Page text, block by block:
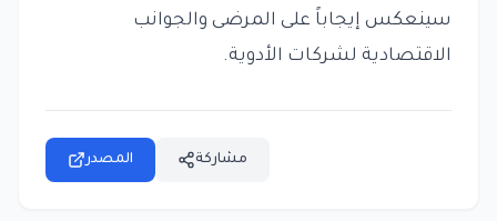
سينعكس إيجاباً على المرضى والجوانب
الاقتصادية لشركات الأدوية.
المصدر مشاركة